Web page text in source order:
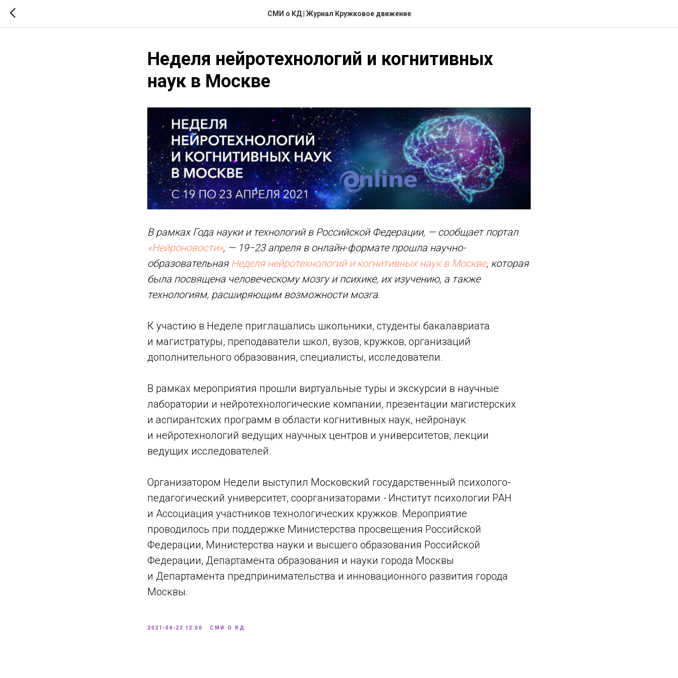
СМИ о КД | Журнал Кружковое движение
Неделя нейротехнологий и когнитивных
наук в Москве
В рамках Года науки и технологий в Российской Федерации, — сообщает портал
«Нейроновости», — 19−23 апреля в онлайн-формате прошла научно-
образовательнаяНеделя нейротехнологий и когнитивных наук в Москве, которая
была посвящена человеческому мозгу и психике, их изучению, а также
технологиям, расширяющим возможности мозга.
К участию в Неделе приглашались школьники, студенты бакалавриата
и магистратуры, преподаватели школ, вузов, кружков, организаций
дополнительного образования, специалисты, исследователи.
В рамках мероприятия прошли виртуальные туры и экскурсии в научные
лаборатории и нейротехнологические компании, презентации магистерских
и аспирантских программ в области когнитивных наук, нейронаук
и нейротехнологий ведущих научных центров и университетов, лекции
ведущих исследователей.
Организатором Недели выступил Московский государственный психолого-
педагогический университет, соорганизаторами -Институт психологии РАН
и Ассоциация участников технологических кружков. Мероприятие
проводилось при поддержке Министерства просвещения Российской
Федерации, Министерства науки и высшего образования Российской
Федерации, Департамента образования и науки города Москвы
и Департамента предпринимательства и инновационного развития города
Москвы.
2021-04-23 12:00 СМИ О КД